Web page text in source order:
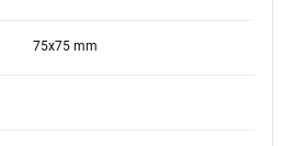
75x75 mm